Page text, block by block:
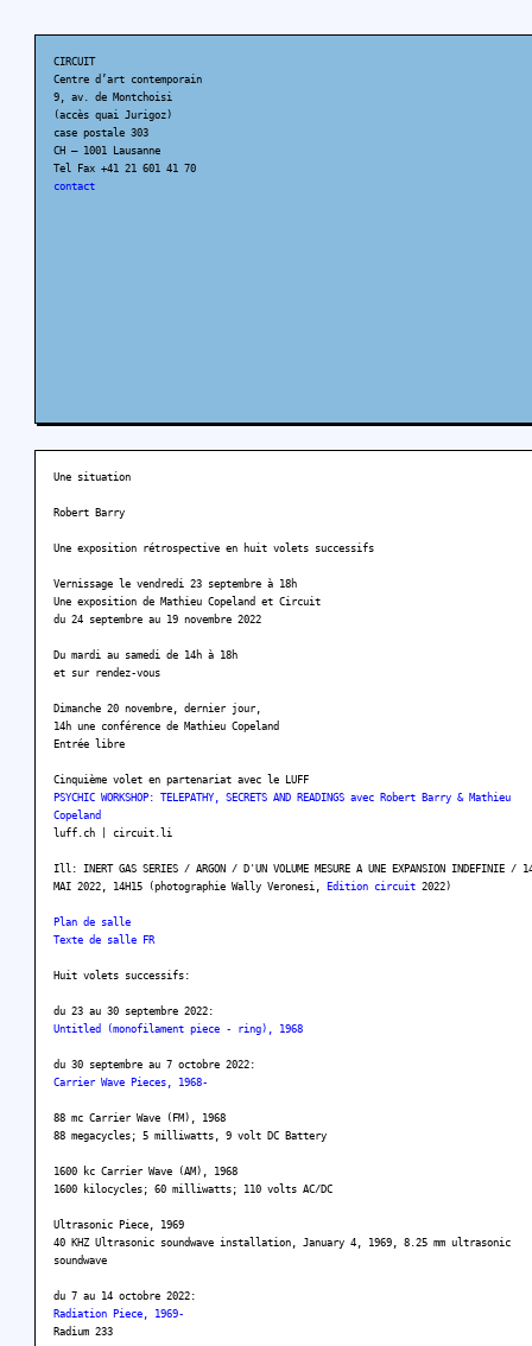
CIRCUIT
Centre d’art contemporain
9, av. de Montchoisi
(accès quai Jurigoz)
case postale 303
CH – 1001 Lausanne
Tel Fax +41 21 601 41 70
contact
Une situation
Robert Barry
Une exposition rétrospective en huit volets successifs
Vernissage le vendredi 23 septembre à 18h
Une exposition de Mathieu Copeland et Circuit
du 24 septembre au 19 novembre 2022
Du mardi au samedi de 14h à 18h
et sur rendez-vous
Dimanche 20 novembre, dernier jour,
14h une conférence de Mathieu Copeland
Entrée libre
Cinquième volet en partenariat avec le LUFF
PSYCHIC WORKSHOP: TELEPATHY, SECRETS AND READINGS avec Robert Barry & Mathieu
Copeland
luff.ch | circuit.li
Ill: INERT GAS SERIES / ARGON / D'UN VOLUME MESURE A UNE EXPANSION INDEFINIE /
MAI 2022, 14H15 (photographie Wally Veronesi, Edition circuit 2022)
Plan de salle
Texte de salle FR
Huit volets successifs:
du 23 au 30 septembre 2022:
Untitled (monofilament piece - ring), 1968
du 30 septembre au 7 octobre 2022:
Carrier Wave Pieces, 1968-
88 mc Carrier Wave (FM), 1968
88 megacycles; 5 milliwatts, 9 volt DC Battery
1600 kc Carrier Wave (AM), 1968
1600 kilocycles; 60 milliwatts; 110 volts AC/DC
Ultrasonic Piece, 1969
40 KHZ Ultrasonic soundwave installation, January 4, 1969, 8.25 mm ultrasonic
soundwave
du 7 au 14 octobre 2022:
Radiation Piece, 1969-
Radium 233